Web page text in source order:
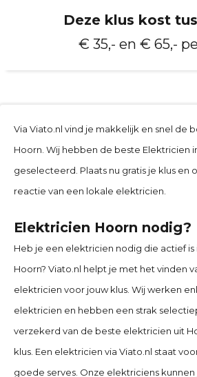
Deze klus kost
€ 35,- en € 65,-
Via Viato.nl vind je makkelijk en snel de
Hoorn. Wij hebben de beste Elektricien
geselecteerd. Plaats nu gratis je klus en
reactie van een lokale elektricien.
Elektricien Hoorn nodig?
Heb je een elektricien nodig die actief is
Hoorn? Viato.nl helpt je met het vinden
elektricien voor jouw klus. Wij werken
elektricien en hebben een strak
verzekerd van de beste elektricien uit
klus. Een elektricien via Viato.nl staat
goede serves. Onze elektriciens